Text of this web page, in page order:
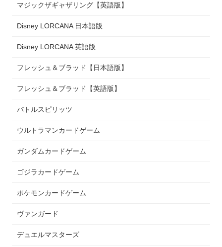
マジックザギャザリング【英語版】
Disney LORCANA 日本語版
Disney LORCANA 英語版
フレッシュ＆ブラッド【日本語版】
フレッシュ＆ブラッド【英語版】
バトルスピリッツ
ウルトラマンカードゲーム
ガンダムカードゲーム
ゴジラカードゲーム
ポケモンカードゲーム
ヴァンガード
デュエルマスターズ